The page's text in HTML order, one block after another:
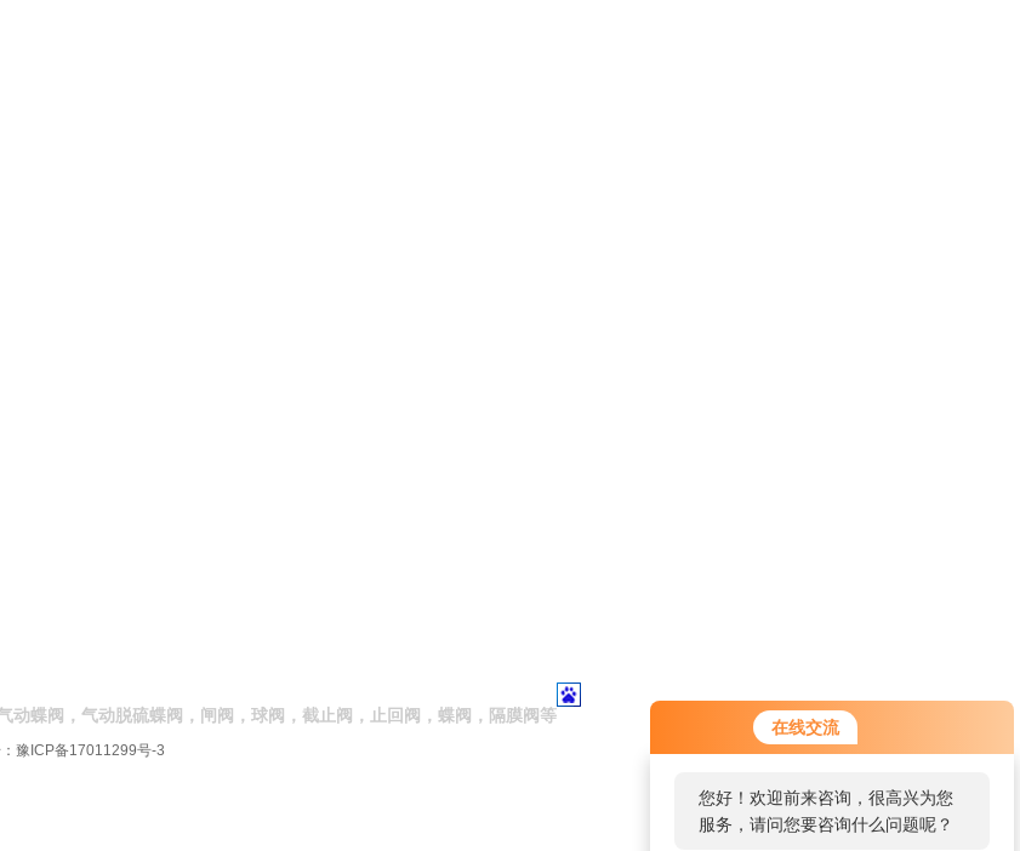
在线交流
您好！欢迎前来咨询，很高兴为您
服务，请问您要咨询什么问题呢？
动蝶阀，气动脱硫蝶阀，闸阀，球阀，截止阀，止回阀，蝶阀，隔膜阀等
豫ICP备17011299号-3